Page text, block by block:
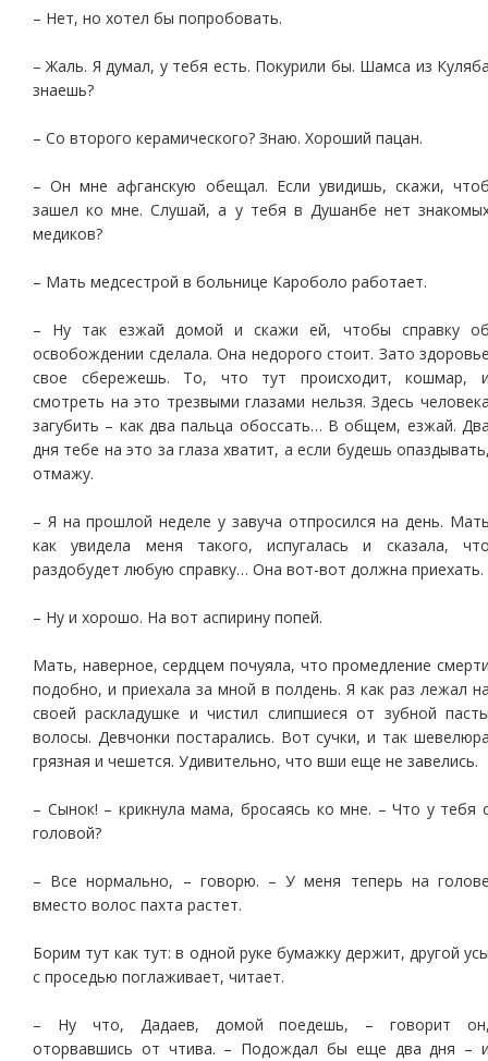
– Нет, но хотел бы попробовать.
– Жаль. Я думал, у тебя есть. Покурили бы. Шамса из
знаешь?
– Со второго керамического? Знаю. Хороший пацан.
– Он мне афганскую обещал. Если увидишь, скажи,
зашел ко мне. Слушай, а у тебя в Душанбе нет
медиков?
– Мать медсестрой в больнице Кароболо работает.
– Ну так езжай домой и скажи ей, чтобы справку
освобождении сделала. Она недорого стоит. Зато
свое сбережешь. То, что тут происходит, кошмар,
смотреть на это трезвыми глазами нельзя. Здесь
загубить – как два пальца обоссать… В общем, езжай.
дня тебе на это за глаза хватит, а если будешь
отмажу.
– Я на прошлой неделе у завуча отпросился на день.
как увидела меня такого, испугалась и сказала,
раздобудет любую справку… Она вот-вот должна приехать.
– Ну и хорошо. На вот аспирину попей.
Мать, наверное, сердцем почуяла, что промедление
подобно, и приехала за мной в полдень. Я как раз лежал
своей раскладушке и чистил слипшиеся от зубной
волосы. Девчонки постарались. Вот сучки, и так
грязная и чешется. Удивительно, что вши еще не завелись.
– Сынок! – крикнула мама, бросаясь ко мне. – Что у тебя
головой?
– Все нормально, – говорю. – У меня теперь на
вместо волос пахта растет.
Борим тут как тут: в одной руке бумажку держит, другой
с проседью поглаживает, читает.
– Ну что, Дадаев, домой поедешь, – говорит
оторвавшись от чтива. – Подождал бы еще два дня –